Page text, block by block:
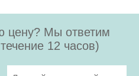
цену? Мы ответим
12 часов)